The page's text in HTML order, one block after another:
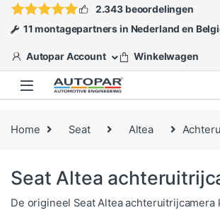
2.343 beoordelingen
11 montagepartners in Nederland en
Autopar Account Winkelwagen
Home Seat Altea
Seat Altea
De origineel Seat Altea achteruitrijcamera